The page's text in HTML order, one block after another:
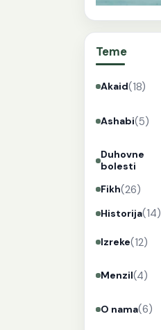
Teme
Akaid(18)
Ashabi(5)
Duhovne
bolesti
Fikh(26)
Historija(14)
Izreke(12)
Menzil(4)
O nama(6)